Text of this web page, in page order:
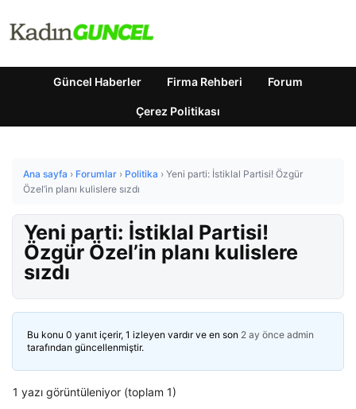
Güncel Haberler Firma Rehberi Forum
Çerez Politikası
Ana sayfa › Forumlar › Politika › Yeni parti: İstiklal Partisi! Özgür
Özel’in planı kulislere sızdı
Yeni parti: İstiklal Partisi!
Özgür Özel’in planı kulislere
sızdı
Bu konu 0 yanıt içerir, 1 izleyen vardır ve en son 2 ay önce admin
tarafından güncellenmiştir.
1 yazı görüntüleniyor (toplam 1)